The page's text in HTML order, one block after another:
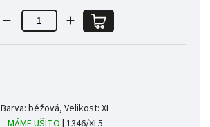
Barva: béžová, Velikost: XL
MÁME UŠITO | 1346/XL5